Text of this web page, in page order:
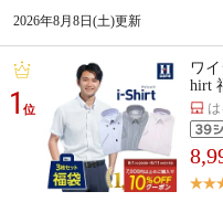
2026年8月8日(土)更新
1位
ワ
hirt